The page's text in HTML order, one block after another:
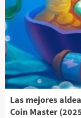
Las mejores
Coin Master